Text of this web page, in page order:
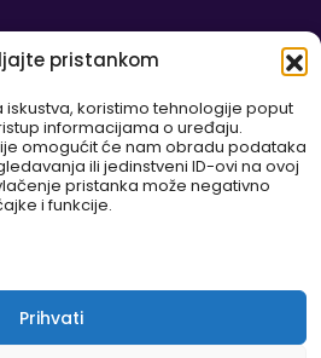
pristankom
iskustva, koristimo tehnologije poput
informacijama o uređaju.
omogućit će nam obradu podataka
ili jedinstveni ID-ovi na ovoj
pristanka može negativno
i funkcije.
Prihvati